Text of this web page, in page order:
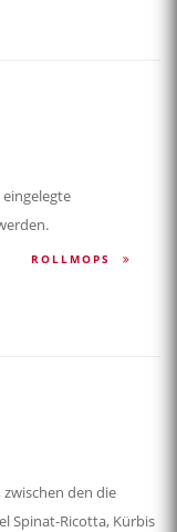
eingelegte
ROLLMOPS
zwischen den die
Spinat-Ricotta, Kürbis